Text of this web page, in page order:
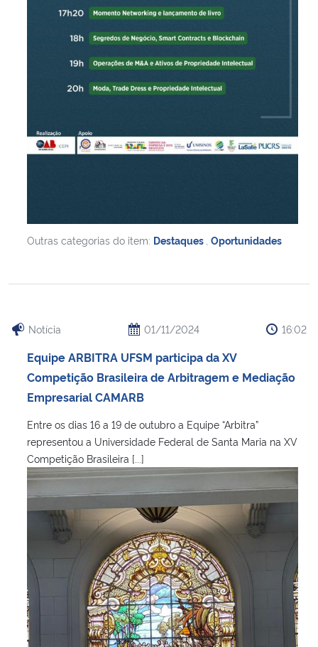
Outras categorias do item: Destaques Oportunidades
Notícia 01/11/2024 16:02
Equipe ARBITRA UFSM participa da XV
Competição Brasileira de Arbitragem e Mediação
Empresarial CAMARB
Entre os dias 16 a 19 de outubro a Equipe “Arbitra”
representou a Universidade Federal de Santa Maria na XV
Competição Brasileira [...]